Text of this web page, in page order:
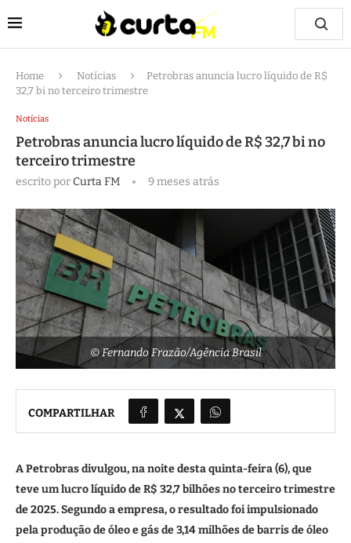
Home Notícias
Petrobras anuncia lucro líquido de R$
32,7 bi no terceiro trimestre
Notícias
Petrobras anuncia lucro líquido de R$ 32,7 bi no
terceiro trimestre
escrito porCurta FM 9 meses atrás
© Fernando Frazão/Agência Brasil
COMPARTILHAR
A Petrobras divulgou, na noite desta quinta-feira (6), que
teve um lucro líquido de R$ 32,7 bilhões no terceiro trimestre
de 2025. Segundo a empresa, o resultado foi impulsionado
pela produção de óleo e gás de 3,14 milhões de barris de óleo